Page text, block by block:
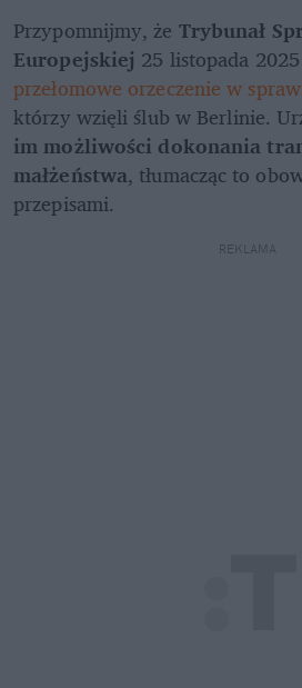
Przypomnijmy, że Trybunał
Europejskiej 25 listopada
przełomowe orzeczenie w
którzy wzięli ślub w Berlinie.
im możliwości dokonania
małżeństwa, tłumacząc to
przepisami.
REKLAMA